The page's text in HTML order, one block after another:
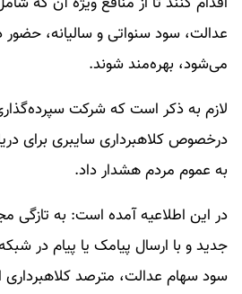
عدالت، سود سنواتی و سالیانه، حضور
می‌شود، بهره‌مند شوند.
لازم به ذکر است که شرکت
درخصوص کلاهبرداری سایبری برای
به عموم مردم هشدار داد.
در این اطلاعیه آمده است: به ‌تازگی
جدید و با ارسال پیامک یا پیام در
سود سهام عدالت، مترصد